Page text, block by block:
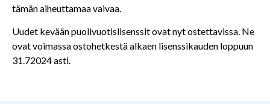
tämän aiheuttamaa vaivaa.
Uudet kevään puolivuotislisenssit ovat nyt ostettavissa. Ne
ovat voimassa ostohetkestä alkaen lisenssikauden loppuun
31.72024 asti.